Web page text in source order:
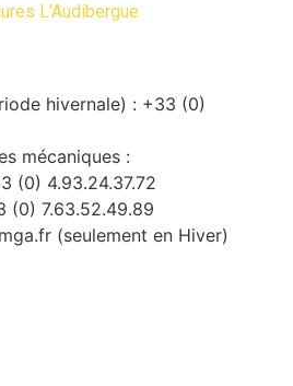
L'Audibergue
hivernale) : +33 (0)
mécaniques :
(0) 4.93.24.37.72
(0) 7.63.52.49.89
(seulement en Hiver)